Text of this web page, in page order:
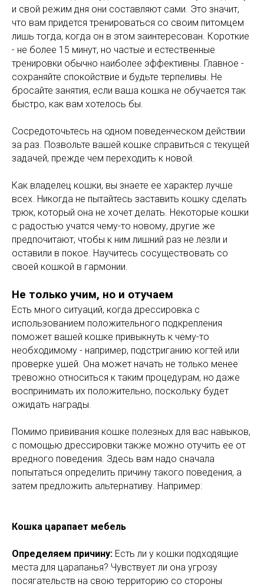
и свой режим дня они составляют сами. Это значит,
что вам придется тренироваться со своим питомцем
лишь тогда, когда он в этом заинтересован. Короткие
- не более 15 минут, но частые и естественные
тренировки обычно наиболее эффективны. Главное -
сохраняйте спокойствие и будьте терпеливы. Не
бросайте занятия, если ваша кошка не обучается так
быстро, как вам хотелось бы.
Сосредоточьтесь на одном поведенческом действии
за раз. Позвольте вашей кошке справиться с текущей
задачей, прежде чем переходить к новой.
Как владелец кошки, вы знаете ее характер лучше
всех. Никогда не пытайтесь заставить кошку сделать
трюк, который она не хочет делать. Некоторые кошки
с радостью учатся чему-то новому, другие же
предпочитают, чтобы к ним лишний раз не лезли и
оставили в покое. Научитесь сосуществовать со
своей кошкой в гармонии.
Не только учим, но и отучаем
Есть много ситуаций, когда дрессировка с
использованием положительного подкрепления
поможет вашей кошке привыкнуть к чему-то
необходимому - например, подстриганию когтей или
проверке ушей. Она может начать не только менее
тревожно относиться к таким процедурам, но даже
воспринимать их положительно, поскольку будет
ожидать награды.
Помимо прививания кошке полезных для вас навыков,
с помощью дрессировки также можно отучить ее от
вредного поведения. Здесь вам надо сначала
попытаться определить причину такого поведения, а
затем предложить альтернативу. Например:
Кошка царапает мебель
Определяем причину: Есть ли у кошки подходящие
места для царапанья? Чувствует ли она угрозу
посягательств на свою территорию со стороны